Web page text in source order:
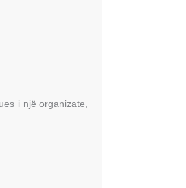
i një organizate,